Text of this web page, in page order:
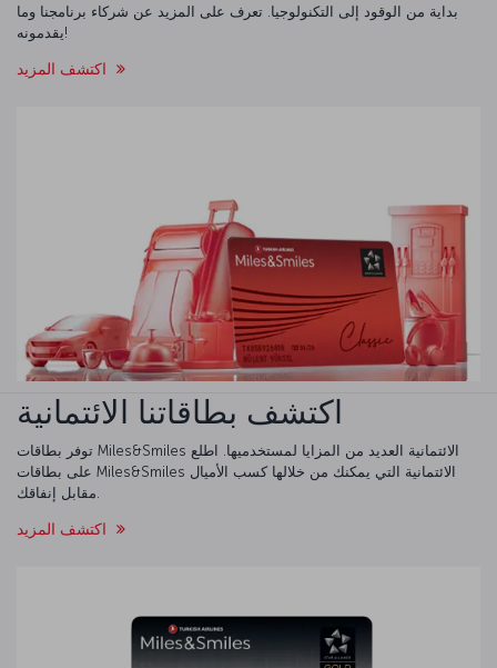
بداية من الوقود إلى التكنولوجيا. تعرف على المزيد عن شركاء برنامجنا وما
يقدمونه!
اكتشف بطاقاتنا الائتمانية
توفر بطاقات Miles&Smiles الائتمانية العديد من المزايا لمستخدميها. اطلع
على بطاقات Miles&Smiles الائتمانية التي يمكنك من خلالها كسب الأميال